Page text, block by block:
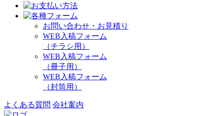
お問い合わせ・お見積り
WEB入稿フォーム
（チラシ用）
WEB入稿フォーム
（冊子用）
WEB入稿フォーム
（封筒用）
よくある質問 会社案内